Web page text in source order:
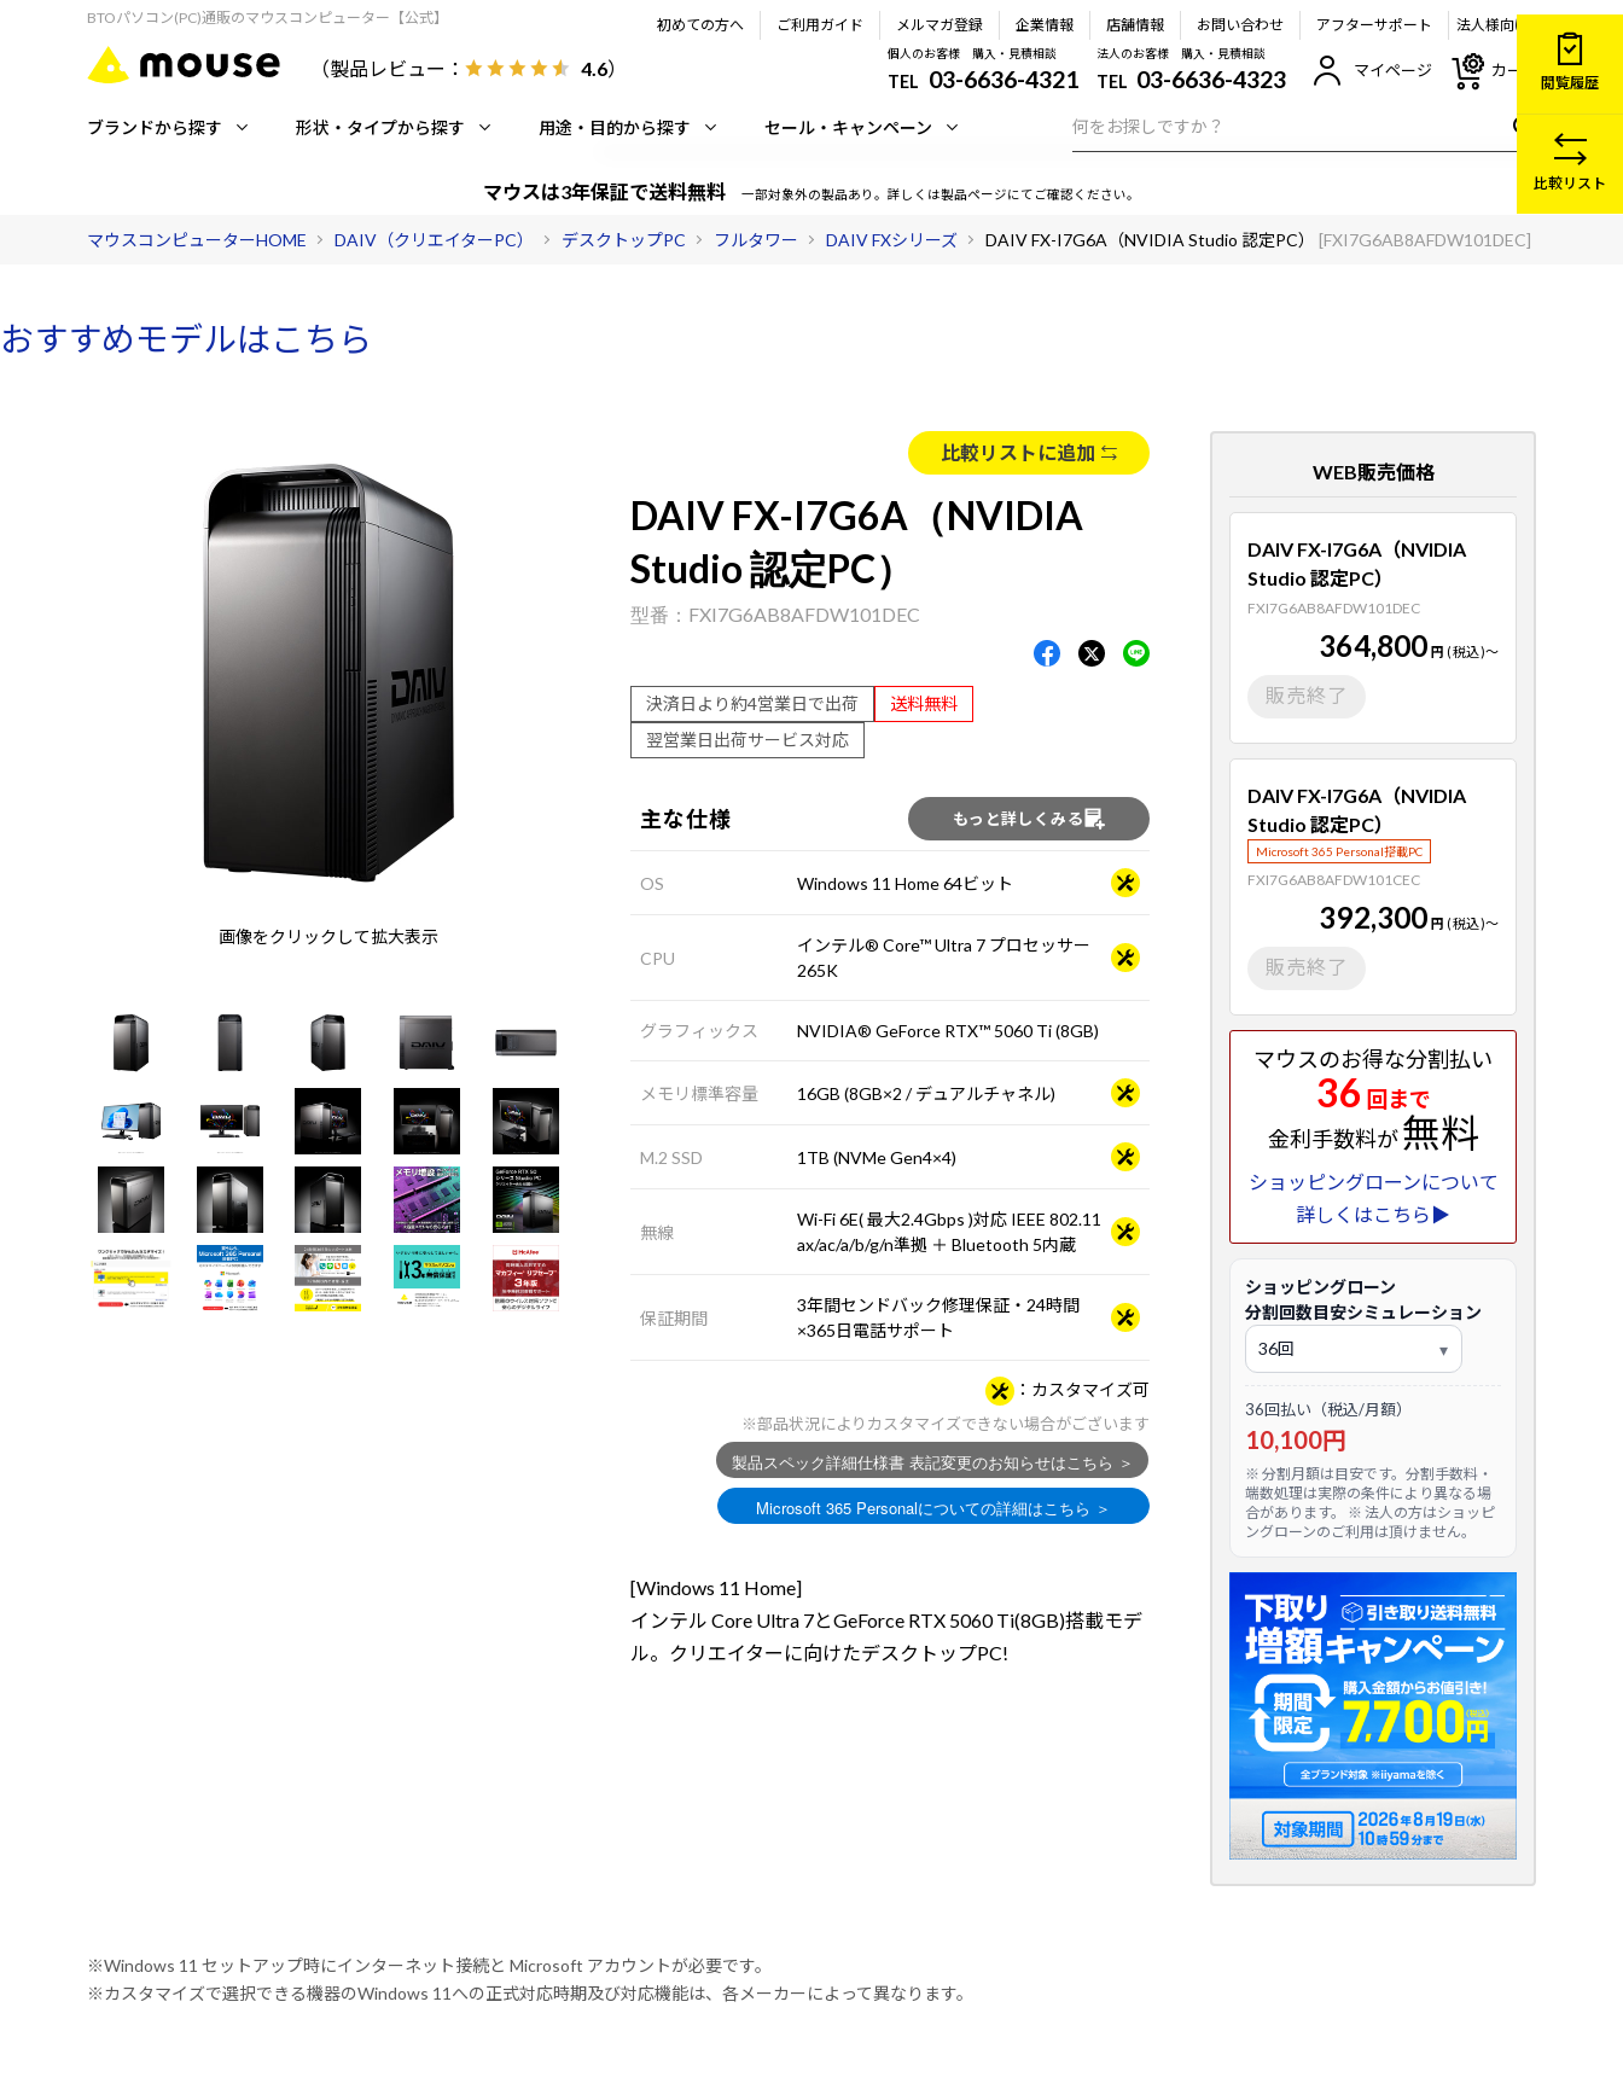
BTOパソコン(PC)通販のマウスコンピューター【公式】
（製品レビュー： 4.6）
初めての方へ ご利用ガイド メルマガ登録 企業情報 店舗情報 お問い合わせ アフターサポート 法人様向け
個人のお客様 購入・見積相談
TEL 03-6636-4321
法人のお客様 購入・見積相談
TEL 03-6636-4323 マイページ カート
ブランドから探す 形状・タイプから探す 用途・目的から探す セール・キャンペーン
マウスは3年保証で送料無料 一部対象外の製品あり。詳しくは製品ページにてご確認ください。
マウスコンピューターHOME DAIV（クリエイターPC） デスクトップPC フルタワー DAIV FXシリーズ DAIV FX-I7G6A（NVIDIA Studio 認定PC） [FXI7G6AB8AFDW101DEC]
おすすめモデルはこちら
画像をクリックして拡大表示
比較リストに追加
DAIV FX-I7G6A（NVIDIA
Studio 認定PC）
FXI7G6AB8AFDW101DEC
決済日より約4営業日で出荷
送料無料
翌営業日出荷サービス対応
主な仕様 もっと詳しくみる
OS Windows 11 Home 64ビット
CPU
インテル® Core™ Ultra 7 プロセッサー
265K
グラフィックス NVIDIA® GeForce RTX™ 5060 Ti (8GB)
メモリ標準容量 16GB (8GB×2 / デュアルチャネル)
M.2 SSD 1TB (NVMe Gen4×4)
無線
Wi-Fi 6E( 最大2.4Gbps )対応 IEEE 802.11
ax/ac/a/b/g/n準拠 ＋ Bluetooth 5内蔵
保証期間
3年間センドバック修理保証・24時間
×365日電話サポート
カスタマイズ可
※部品状況によりカスタマイズできない場合がございます
[Windows 11 Home]
インテル Core Ultra 7とGeForce RTX 5060 Ti(8GB)搭載モデ
ル。クリエイターに向けたデスクトップPC!
WEB販売価格
DAIV FX-I7G6A（NVIDIA
Studio 認定PC）
FXI7G6AB8AFDW101DEC
364,800 円 (税込)～
販売終了
DAIV FX-I7G6A（NVIDIA
Studio 認定PC）
Microsoft 365 Personal搭載PC
FXI7G6AB8AFDW101CEC
392,300 円 (税込)～
販売終了
マウスのお得な分割払い
36 回まで
金利手数料が無料
ショッピングローンについて
詳しくはこちら▶
ショッピングローン
分割回数目安シミュレーション
36回払い（税込/月額）
10,100円
※ 分割月額は目安です。分割手数料・
端数処理は実際の条件により異なる場
合があります。 ※ 法人の方はショッピ
ングローンのご利用は頂けません。
※Windows 11 セットアップ時にインターネット接続と Microsoft アカウントが必要です。
※カスタマイズで選択できる機器のWindows 11への正式対応時期及び対応機能は、各メーカーによって異なります。
閲覧履歴
比較リスト